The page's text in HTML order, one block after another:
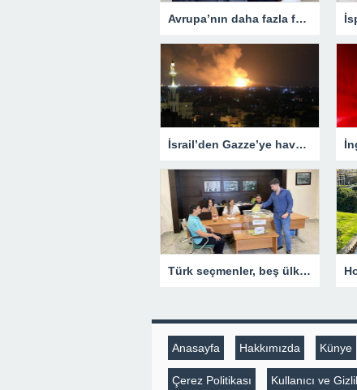
Avrupa’nın daha fazla fabrikaya ihtiyacı var
İsrail’den Gazze’ye hava saldırısı! Çok sayıda ölü ve yaralı var
Türk seçmenler, beş ülkede daha sandık başına gitti
Anasayfa Hakkımızda Künye
Çerez Politikası Kullanıcı ve